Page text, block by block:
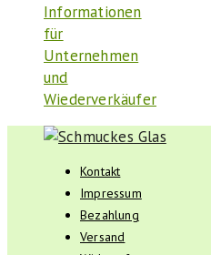
Informationen
für
Unternehmen
und
Wiederverkäufer
Kontakt
Impressum
Bezahlung
Versand